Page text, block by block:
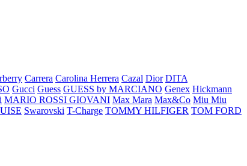
Carrera Carolina Herrera Cazal Dior DITA
Gucci Guess GUESS by MARCIANO Genex Hickmann
MARIO ROSSI GIOVANI Max Mara Max&Co Miu Miu
Swarovski T-Charge TOMMY HILFIGER TOM FORD